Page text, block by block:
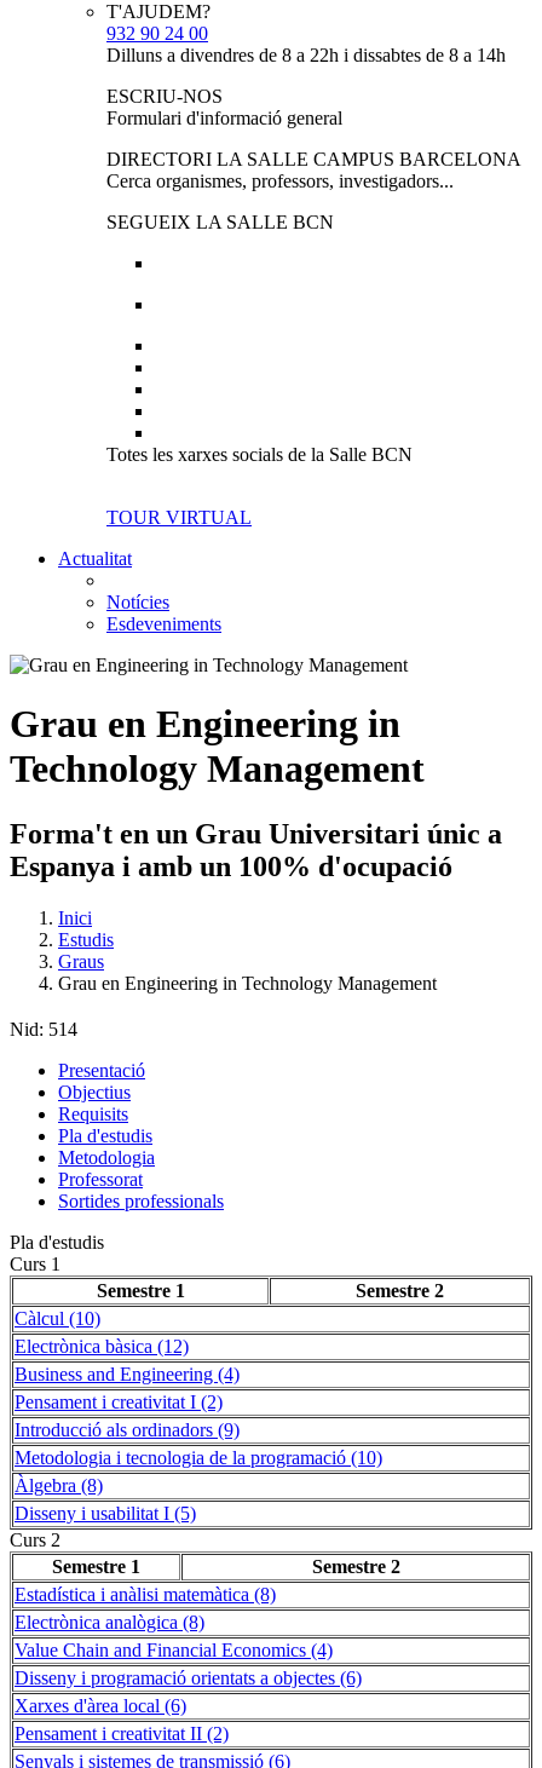
T'AJUDEM?
932 90 24 00
Dilluns a divendres de 8 a 22h i dissabtes de 8 a 14h
ESCRIU-NOS
Formulari d'informació general
DIRECTORI LA SALLE CAMPUS BARCELONA
Cerca organismes, professors, investigadors...
SEGUEIX LA SALLE BCN
Totes les xarxes socials de la Salle BCN
TOUR VIRTUAL
Actualitat
Notícies
Esdeveniments
Grau en Engineering in
Technology Management
Forma't en un Grau Universitari únic a
Espanya i amb un 100% d'ocupació
Inici
Estudis
Graus
Grau en Engineering in Technology Management
Nid: 514
Presentació
Objectius
Requisits
Pla d'estudis
Metodologia
Professorat
Sortides professionals
Pla d'estudis
Curs 1
Semestre 1
Semestre 2
Càlcul (10)
Electrònica bàsica (12)
Business and Engineering (4)
Pensament i creativitat I (2)
Introducció als ordinadors (9)
Metodologia i tecnologia de la programació (10)
Àlgebra (8)
Disseny i usabilitat I (5)
Curs 2
Semestre 1
Semestre 2
Estadística i anàlisi matemàtica (8)
Electrònica analògica (8)
Value Chain and Financial Economics (4)
Disseny i programació orientats a objectes (6)
Xarxes d'àrea local (6)
Pensament i creativitat II (2)
Senyals i sistemes de transmissió (6)